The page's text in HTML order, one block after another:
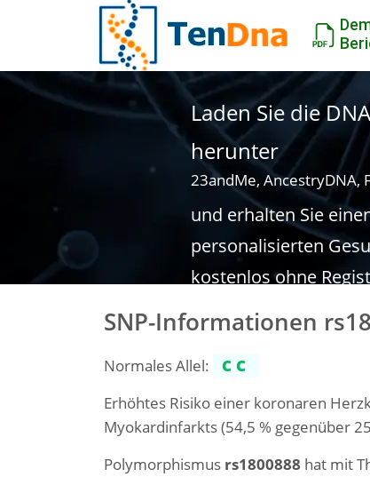
Laden Sie die
herunter
23andMe, AncestryDNA,
und erhalten Sie
personalisierten
kostenlos ohne
SNP-Informationen
Normales Allel:
CC
Erhöhtes Risiko einer koronaren
Myokardinfarkts (54,5 % gegenüber
Polymorphismus rs1800888 hat mit